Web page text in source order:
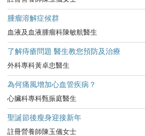
腫瘤溶解症候群
血液及血液腫瘤科陳敏航醫生
了解痔瘡問題 醫生教您預防及治療
外科專科黃卓忠醫生
為何痛風增加心血管疾病？
心臟科專科甄振庭醫生
聖誕節後瘦身迎接新年
註冊營養師陳玉儀女士